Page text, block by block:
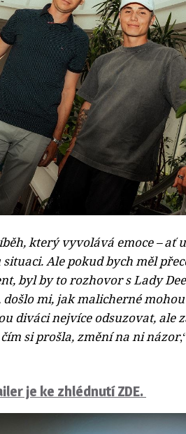
který vyvolává emoce – ať
Ale pokud bych měl
byl by to rozhovor s Lady
mi, jak malicherné
diváci nejvíce odsuzovat, ale
si prošla, změní na ni názor
je ke zhlédnutí ZDE.